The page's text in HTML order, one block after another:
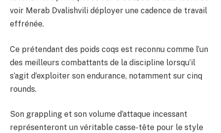
voir Merab Dvalishvili déployer une cadence de travail
effrénée.
Ce prétendant des poids coqs est reconnu comme l’un
des meilleurs combattants de la discipline lorsqu’il
s’agit d’exploiter son endurance, notamment sur cinq
rounds.
Son grappling et son volume d’attaque incessant
représenteront un véritable casse-tête pour le style